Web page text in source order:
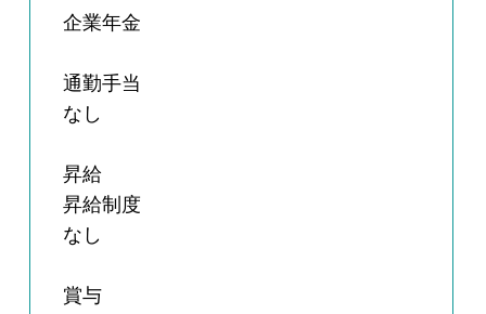
企業年金
通勤手当
なし
昇給
昇給制度
なし
賞与